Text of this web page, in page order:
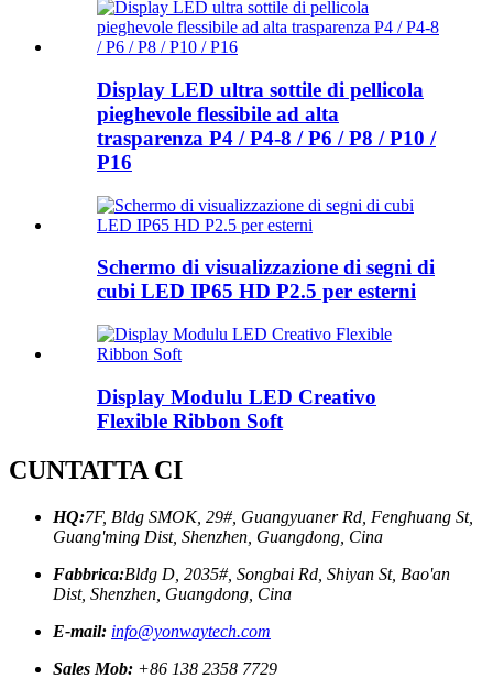
Display LED ultra sottile di pellicola
pieghevole flessibile ad alta
trasparenza P4 / P4-8 / P6 / P8 / P10 /
P16
Schermo di visualizzazione di segni di
cubi LED IP65 HD P2.5 per esterni
Display Modulu LED Creativo
Flexible Ribbon Soft
CUNTATTA CI
HQ:7F, Bldg SMOK, 29#, Guangyuaner Rd, Fenghuang St,
Guang'ming Dist, Shenzhen, Guangdong, Cina
Fabbrica:Bldg D, 2035#, Songbai Rd, Shiyan St, Bao'an
Dist, Shenzhen, Guangdong, Cina
E-mail: info@yonwaytech.com
Sales Mob: +86 138 2358 7729